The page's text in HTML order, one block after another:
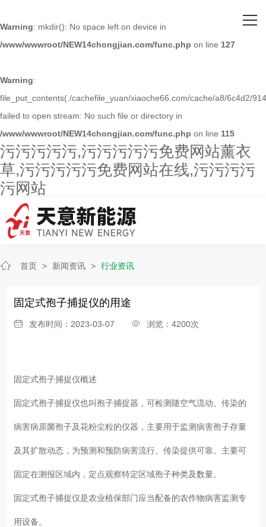
Warning: mkdir(): No space left on device in
/www/wwwroot/NEW14chongjian.com/func.php on line 127
Warning:
file_put_contents(./cachefile_yuan/xiaoche66.com/cache/a8/6c4d2/
failed to open stream: No such file or directory in
/www/wwwroot/NEW14chongjian.com/func.php on line 115
污污污污污,污污污污污免费网站薰衣
草,污污污污污免费网站在线,污污污污
污网站
关于污污污污污
主营产品
人才招聘
新闻资讯
联系污污污污污
首页 > 新闻资讯 > 行业资讯
固定式孢子捕捉仪的用途
发布时间：2023-03-07 浏览：4200次
固定式孢子捕捉仪概述
固定式孢子捕捉仪也叫孢子捕捉器，可检测随空气流动、传染的
病害病原菌孢子及花粉尘粒的仪器，主要用于监测病害孢子存量
及其扩散动态，为预测和预防病害流行、传染提供可靠。主要可
固定在测报区域内，定点观察特定区域孢子种类及数量。
固定式孢子捕捉仪是农业植保部门应当配备的农作物病害监测专
用设备。